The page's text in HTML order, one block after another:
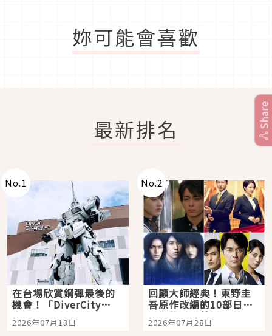
妳可能會喜歡
最新排名
No.1
在台場欣賞鋼彈最後的
機會！「DiverCity
Tokyo Plaza」搭船、
購物、美食及夜景，一
2026年07月13日
No.2
回顧大師經典！東野圭
吾原作改編的10部日本
影視作品推薦
2026年07月28日
Share